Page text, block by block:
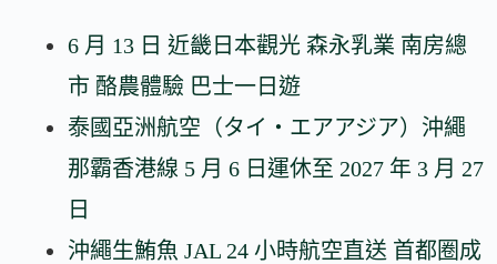
6 月 13 日 近畿日本觀光 森永乳業 南房總
市 酪農體驗 巴士一日遊
泰國亞洲航空（タイ・エアアジア）沖繩
那霸香港線 5 月 6 日運休至 2027 年 3 月 27
日
沖繩生鮪魚 JAL 24 小時航空直送 首都圈成